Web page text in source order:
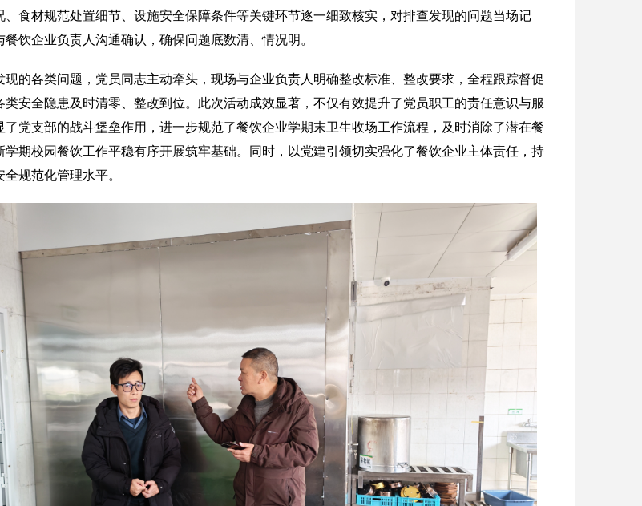
、食材规范处置细节、设施安全保障条件等关键环节逐一细致核实，对排查发现的问题当场记
饮企业负责人沟通确认，确保问题底数清、情况明。
现的各类问题，党员同志主动牵头，现场与企业负责人明确整改标准、整改要求，全程跟踪督促
类安全隐患及时清零、整改到位。此次活动成效显著，不仅有效提升了党员职工的责任意识与服
了党支部的战斗堡垒作用，进一步规范了餐饮企业学期末卫生收场工作流程，及时消除了潜在餐
学期校园餐饮工作平稳有序开展筑牢基础。同时，以党建引领切实强化了餐饮企业主体责任，持
规范化管理水平。